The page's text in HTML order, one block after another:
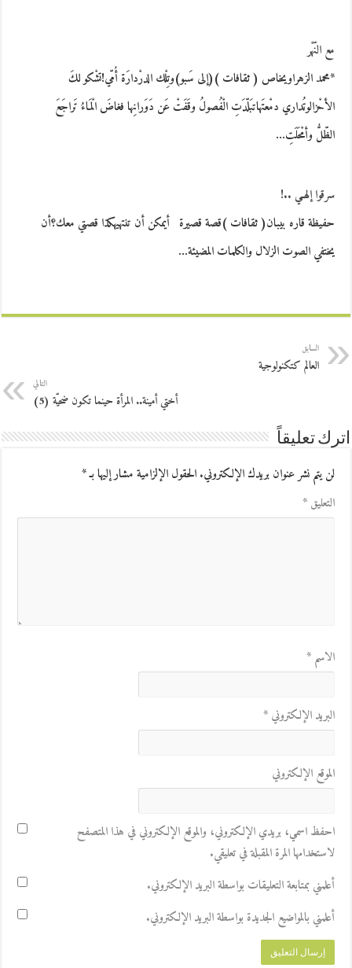
مع النّهْر
*محمد الزهراويخاص ( ثقافات )(إلى سَبو)وتِلْك الدرْدارَة أُمّي!تشْكو لكَ
الأحْزالوتُداري دمْعتَهاتبَلّدَتِ الْفُصولُ وقَفَتْ عَن دَوَرانِها فغاضَ الْمَاءُ تَراجَعَ
الظّلُّ وأمْحَلَتِ…
سرقوا إلهـي ..!
حفيظة قاره بيبان( ثقافات )قصة قصيرة أيمكن أن تنتهيهكذا قصتي معك؟أن
يختفي الصوت الزلال والكلمات المضيئة…
السابق
العالم كتكنولوجية
التالي
أختي أمينة.. المرأة حينما تكون ضحيّة (5)
اترك تعليقاً
لن يتم نشر عنوان بريدك الإلكتروني.الحقول الإلزامية مشار إليها بـ*
التعليق*
الاسم*
البريد الإلكتروني*
الموقع الإلكتروني
احفظ اسمي، بريدي الإلكتروني، والموقع الإلكتروني في هذا المتصفح
لاستخدامها المرة المقبلة في تعليقي.
أعلمني بمتابعة التعليقات بواسطة البريد الإلكتروني.
أعلمني بالمواضيع الجديدة بواسطة البريد الإلكتروني.